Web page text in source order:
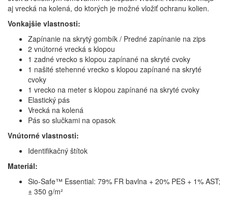
aj vrecká na kolená, do ktorých je možné vložiť ochranu kolien.
Vonkajšie vlastnosti:
Zapínanie na skrytý gombík / Predné zapínanie na zips
2 vnútorné vrecká s klopou
1 zadné vrecko s klopou zapínané na skryté cvoky
1 našité stehenné vrecko s klopou zapínané na skryté
cvoky
1 vrecko na meter s klopou zapínané na skryté cvoky
Elastický pás
Vrecká na kolená
Pás so slučkami na opasok
Vnútorné vlastnosti:
Identifikačný štítok
Materiál:
Sio-Safe™ Essential: 79% FR bavlna + 20% PES + 1% AST;
± 350 g/m²